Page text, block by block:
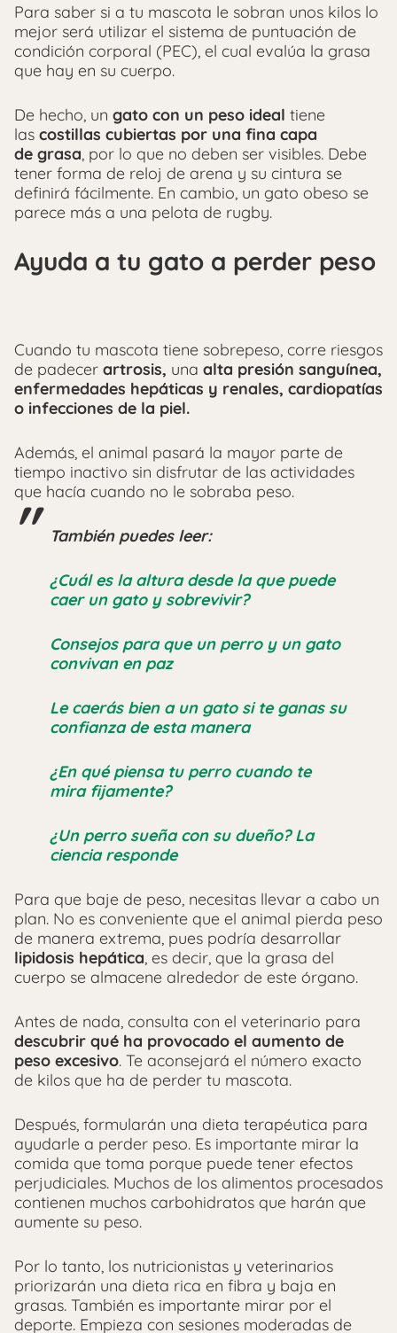
Para saber si a tu mascota le sobran unos kilos lo
mejor será utilizar el sistema de puntuación de
condición corporal (PEC), el cual evalúa la grasa
que hay en su cuerpo.
De hecho, un gato con un peso ideal tiene
las costillas cubiertas por una fina capa
de grasa, por lo que no deben ser visibles. Debe
tener forma de reloj de arena y su cintura se
definirá fácilmente. En cambio, un gato obeso se
parece más a una pelota de rugby.
Ayuda a tu gato a perder peso
Cuando tu mascota tiene sobrepeso, corre riesgos
de padecer artrosis, una alta presión sanguínea,
enfermedades hepáticas y renales, cardiopatías
o infecciones de la piel.
Además, el animal pasará la mayor parte de
tiempo inactivo sin disfrutar de las actividades
que hacía cuando no le sobraba peso.
También puedes leer:
¿Cuál es la altura desde la que puede
caer un gato y sobrevivir?
Consejos para que un perro y un gato
convivan en paz
Le caerás bien a un gato si te ganas su
confianza de esta manera
¿En qué piensa tu perro cuando te
mira fijamente?
¿Un perro sueña con su dueño? La
ciencia responde
Para que baje de peso, necesitas llevar a cabo un
plan. No es conveniente que el animal pierda peso
de manera extrema, pues podría desarrollar
lipidosis hepática, es decir, que la grasa del
cuerpo se almacene alrededor de este órgano.
Antes de nada, consulta con el veterinario para
descubrir qué ha provocado el aumento de
peso excesivo. Te aconsejará el número exacto
de kilos que ha de perder tu mascota.
Después, formularán una dieta terapéutica para
ayudarle a perder peso. Es importante mirar la
comida que toma porque puede tener efectos
perjudiciales. Muchos de los alimentos procesados
contienen muchos carbohidratos que harán que
aumente su peso.
Por lo tanto, los nutricionistas y veterinarios
priorizarán una dieta rica en fibra y baja en
grasas. También es importante mirar por el
deporte. Empieza con sesiones moderadas de